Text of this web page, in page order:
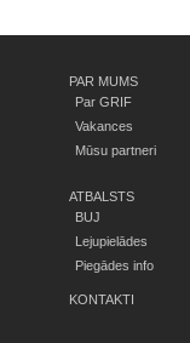
PAR MUMS
Par GRIF
Vakances
Mūsu partneri
ATBALSTS
BUJ
Lejupielādes
Piegādes info
KONTAKTI